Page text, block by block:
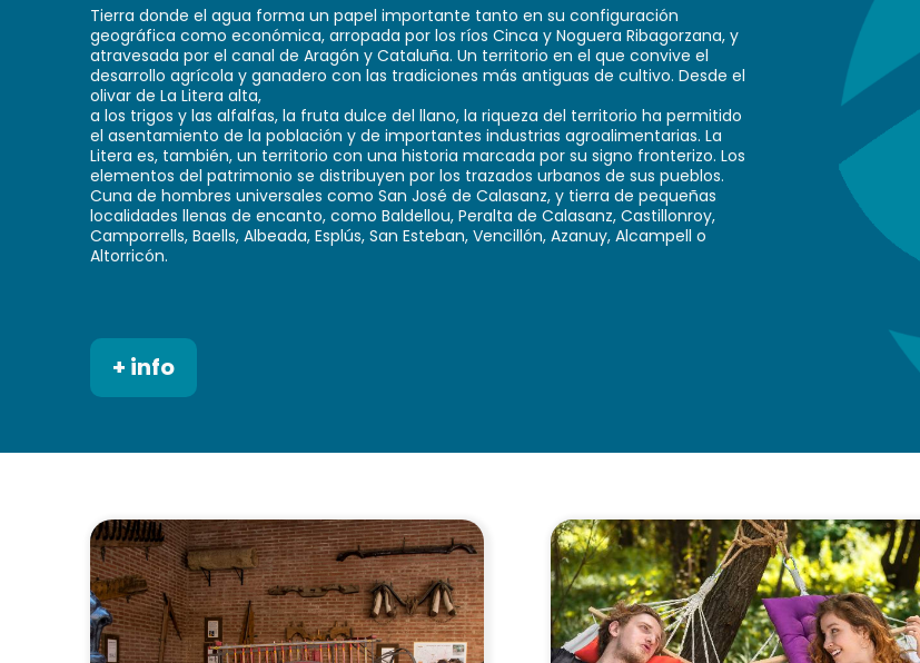
Tierra donde el agua forma un papel importante tanto en su configuración
geográfica como económica, arropada por los ríos Cinca y Noguera Ribagorzana, y
atravesada por el canal de Aragón y Cataluña. Un territorio en el que convive el
desarrollo agrícola y ganadero con las tradiciones más antiguas de cultivo. Desde el
olivar de La Litera alta,
a los trigos y las alfalfas, la fruta dulce del llano, la riqueza del territorio ha permitido
el asentamiento de la población y de importantes industrias agroalimentarias. La
Litera es, también, un territorio con una historia marcada por su signo fronterizo. Los
elementos del patrimonio se distribuyen por los trazados urbanos de sus pueblos.
Cuna de hombres universales como San José de Calasanz, y tierra de pequeñas
localidades llenas de encanto, como Baldellou, Peralta de Calasanz, Castillonroy,
Camporrells, Baells, Albeada, Esplús, San Esteban, Vencillón, Azanuy, Alcampell o
Altorricón.
+ info